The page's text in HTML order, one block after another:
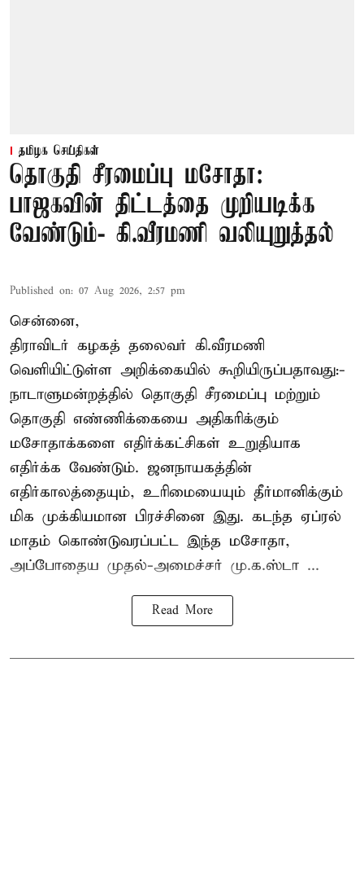
தமிழக செய்திகள்
தொகுதி சீரமைப்பு மசோதா:
பாஜகவின் திட்டத்தை முறியடிக்க
வேண்டும்- கி.வீரமணி வலியுறுத்தல்
Published on: 07 Aug 2026, 2:57 pm
சென்னை,
திராவிடர் கழகத் தலைவர் கி.வீரமணி
வெளியிட்டுள்ள அறிக்கையில் கூறியிருப்பதாவது:-
நாடாளுமன்றத்தில் தொகுதி சீரமைப்பு மற்றும்
தொகுதி எண்ணிக்கையை அதிகரிக்கும்
மசோதாக்களை எதிர்க்கட்சிகள் உறுதியாக
எதிர்க்க வேண்டும். ஜனநாயகத்தின்
எதிர்காலத்தையும், உரிமையையும் தீர்மானிக்கும்
மிக முக்கியமான பிரச்சினை இது. கடந்த ஏப்ரல்
மாதம் கொண்டுவரப்பட்ட இந்த மசோதா,
அப்போதைய முதல்-அமைச்சர் மு.க.ஸ்டா ...
Read More